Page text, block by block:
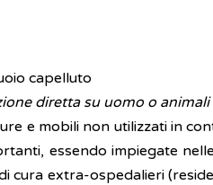
capelluto
diretta su uomo o animali
e mobili non utilizzati in
essendo impiegate
extra-ospedalieri